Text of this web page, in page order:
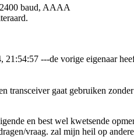
baud, AAAA
---de vorige eigenaar
transceiver gaat gebruiken
en best wel kwetsende
vraag. zal mijn heil op